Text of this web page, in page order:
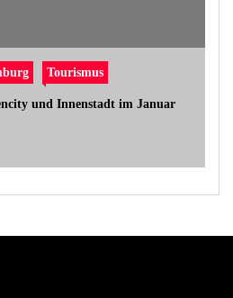
Tourismus
und Innenstadt im Januar